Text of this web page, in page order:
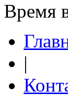
Время
|